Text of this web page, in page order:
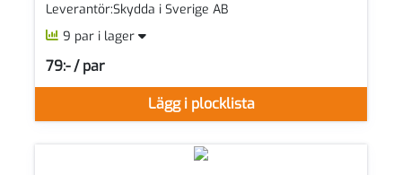
Leverantör:Skydda i Sverige AB
9 par i lager
Lägg i plocklista
79:- / par
SEK per PAR